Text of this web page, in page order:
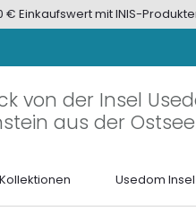
Einkaufswert mit INIS-
von der Insel
aus der
Kollektionen Usedom